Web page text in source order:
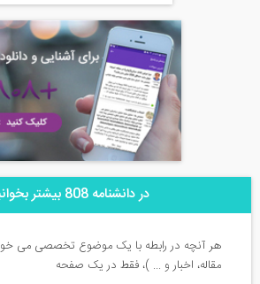
در دانشنامه 808 بیشتر بخوانید ...
هر آنچه در رابطه با یک موضوع تخصصی می
مقاله، اخبار و ... )، فقط در یک صفحه